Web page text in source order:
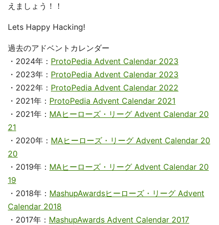
えましょう！！
Lets Happy Hacking!
過去のアドベントカレンダー
・2024年： ProtoPedia Advent Calendar 2023
・2023年： ProtoPedia Advent Calendar 2023
・2022年： ProtoPedia Advent Calendar 2022
・2021年： ProtoPedia Advent Calendar 2021
・2021年： MAヒーローズ・リーグ Advent Calendar 20
21
・2020年： MAヒーローズ・リーグ Advent Calendar 20
20
・2019年： MAヒーローズ・リーグ Advent Calendar 20
19
・2018年： MashupAwardsヒーローズ・リーグ Advent
Calendar 2018
・2017年： MashupAwards Advent Calendar 2017